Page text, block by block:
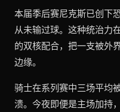
本届季后赛尼克斯已创下
从未输过球。这种统治力
的双核配合，把一支被外
边缘。
骑士在系列赛中三场平均
溃。今夜即便是主场加持